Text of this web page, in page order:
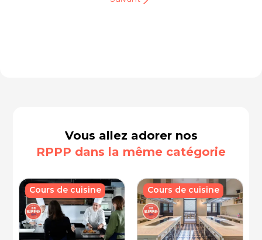
Vous allez adorer nos
RPPP dans la même catégorie
Cours de cuisine Cours de cuisine